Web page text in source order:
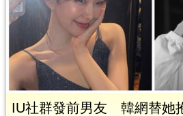
IU社群發前男友 韓網替她